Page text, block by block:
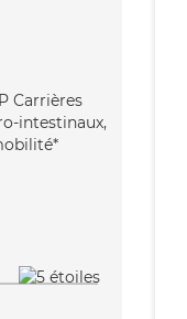
Carrières
intestinaux,